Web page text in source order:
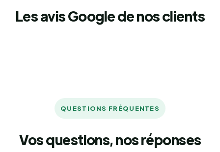
Les avis Google de nos clients
QUESTIONS FRÉQUENTES
Vos questions, nos réponses